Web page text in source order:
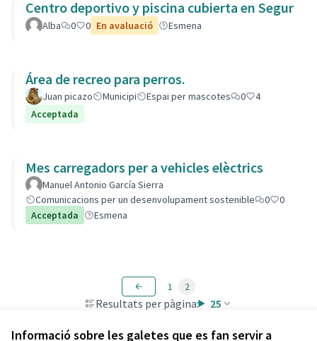
Informació sobre les galetes que es fan servir a
Centro deportivo y piscina cubierta en Segur
Alba 0 0 En avaluació Esmena
Área de recreo para perros.
Juan picazo Municipi Espai per mascotes 0
4
Acceptada
Mes carregadors per a vehicles elèctrics
Manuel Antonio García Sierra
Comunicacions per un desenvolupament sostenible
0
0
Acceptada
Esmena
Resultats per pàgina: 25
1 2